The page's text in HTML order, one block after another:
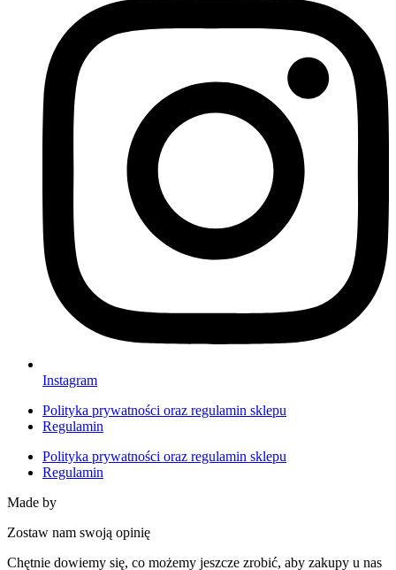
Instagram
Polityka prywatności oraz regulamin sklepu
Regulamin
Polityka prywatności oraz regulamin sklepu
Regulamin
Made by
Zostaw nam swoją opinię
Chętnie dowiemy się, co możemy jeszcze zrobić, aby zakupy u nas